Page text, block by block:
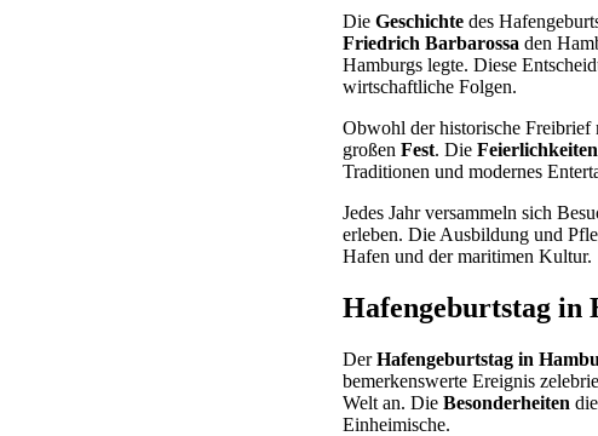
Die Geschichte des
Friedrich Barbarossa den
Hamburgs legte. Diese
wirtschaftliche Folgen.
Obwohl der historische Freibrief
großen Fest. Die Feierlichkeiten
Traditionen und modernes
Jedes Jahr versammeln sich
erleben. Die Ausbildung und
Hafen und der maritimen Kultur.
Hafengeburtstag in
DerHafengeburtstag in
bemerkenswerte Ereignis
Welt an. Die Besonderheiten
Einheimische.